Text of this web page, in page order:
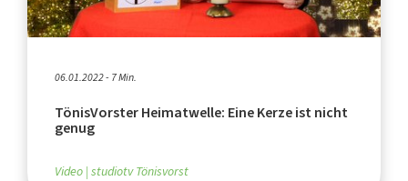
06.01.2022 - 7 Min.
TönisVorster Heimatwelle: Eine Kerze ist nicht
genug
Video studiotv Tönisvorst